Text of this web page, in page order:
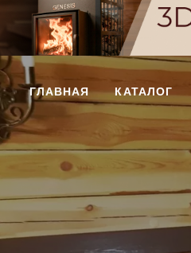
ГЛАВНАЯ КАТАЛОГ